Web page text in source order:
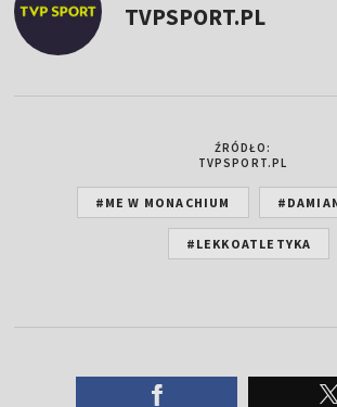
TVPSPORT.PL
ŹRÓDŁO:
TVPSPORT.PL
#ME W MONACHIUM
#LEKKOATLETYKA